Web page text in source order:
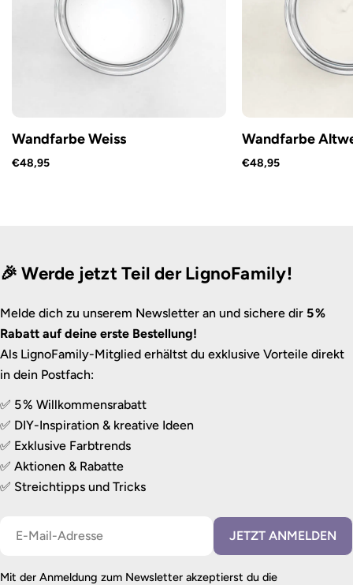
Wandfarbe Weiss
€48,95
Wandfarbe
€48,95
🎉 Werde jetzt Teil der LignoFamily!
Melde dich zu unserem Newsletter an und sichere dir 5 %
Rabatt auf deine erste Bestellung!
Als LignoFamily-Mitglied erhältst du exklusive Vorteile direkt
in dein Postfach:
✅ 5 % Willkommensrabatt
✅ DIY-Inspiration & kreative Ideen
✅ Exklusive Farbtrends
✅ Aktionen & Rabatte
✅ Streichtipps und Tricks
JETZT ANMELDEN
Mit der Anmeldung zum Newsletter akzeptierst du die